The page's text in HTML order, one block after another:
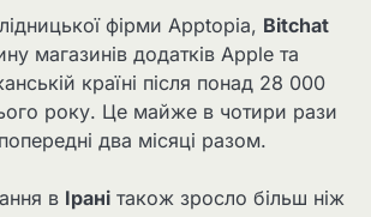
фірми Apptopia, Bitchat
магазинів додатків Apple та
країні після понад 28 000
року. Це майже в чотири рази
два місяці разом.
в Ірані також зросло більш ніж